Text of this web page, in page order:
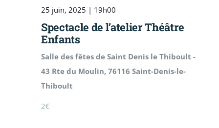
25 juin, 2025 | 19h00
Spectacle de l’atelier Théâtre
Enfants
Salle des fêtes de Saint Denis le Thiboult -
43 Rte du Moulin, 76116 Saint-Denis-le-
Thiboult
2€